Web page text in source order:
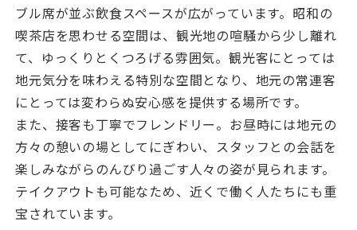
ブル席が並ぶ飲食スペースが広がっています。昭和の
喫茶店を思わせる空間は、観光地の喧騒から少し離れ
て、ゆっくりとくつろげる雰囲気。観光客にとっては
地元気分を味わえる特別な空間となり、地元の常連客
にとっては変わらぬ安心感を提供する場所です。
また、接客も丁寧でフレンドリー。お昼時には地元の
方々の憩いの場としてにぎわい、スタッフとの会話を
楽しみながらのんびり過ごす人々の姿が見られます。
テイクアウトも可能なため、近くで働く人たちにも重
宝されています。